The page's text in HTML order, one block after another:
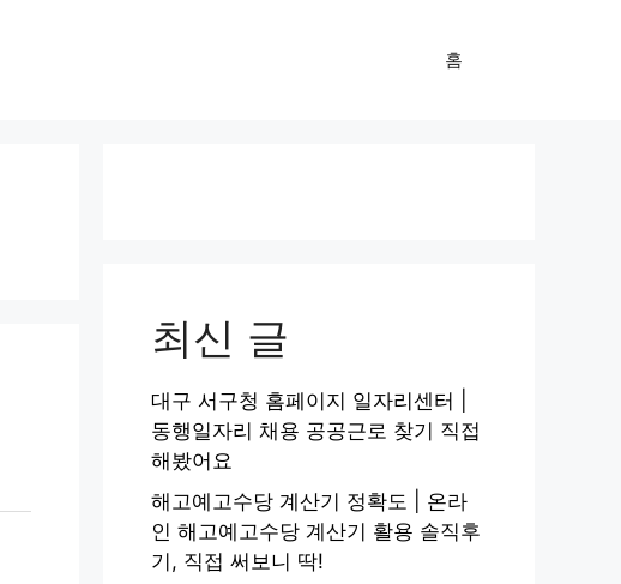
홈
최신 글
대구 서구청 홈페이지 일자리센터 |
동행일자리 채용 공공근로 찾기 직접
해봤어요
해고예고수당 계산기 정확도 | 온라
인 해고예고수당 계산기 활용 솔직후
기, 직접 써보니 딱!